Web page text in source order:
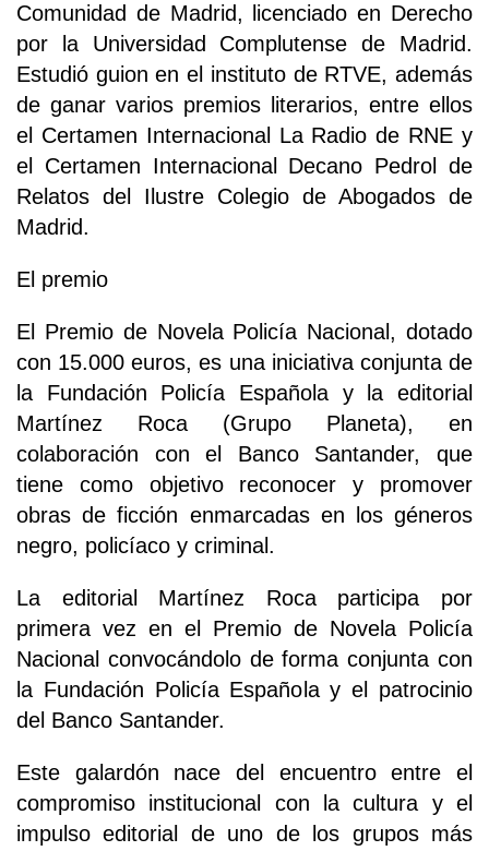
Comunidad de Madrid, licenciado en Derecho
por la Universidad Complutense de Madrid.
Estudió guion en el instituto de RTVE, además
de ganar varios premios literarios, entre ellos
el Certamen Internacional La Radio de RNE y
el Certamen Internacional Decano Pedrol de
Relatos del Ilustre Colegio de Abogados de
Madrid.
El premio
El Premio de Novela Policía Nacional, dotado
con 15.000 euros, es una iniciativa conjunta de
la Fundación Policía Española y la editorial
Martínez Roca (Grupo Planeta), en
colaboración con el Banco Santander, que
tiene como objetivo reconocer y promover
obras de ficción enmarcadas en los géneros
negro, policíaco y criminal.
La editorial Martínez Roca participa por
primera vez en el Premio de Novela Policía
Nacional convocándolo de forma conjunta con
la Fundación Policía Española y el patrocinio
del Banco Santander.
Este galardón nace del encuentro entre el
compromiso institucional con la cultura y el
impulso editorial de uno de los grupos más